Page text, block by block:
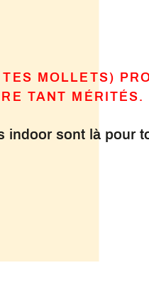
MOLLETS)
TANT MÉRITÉS.
indoor sont là pour